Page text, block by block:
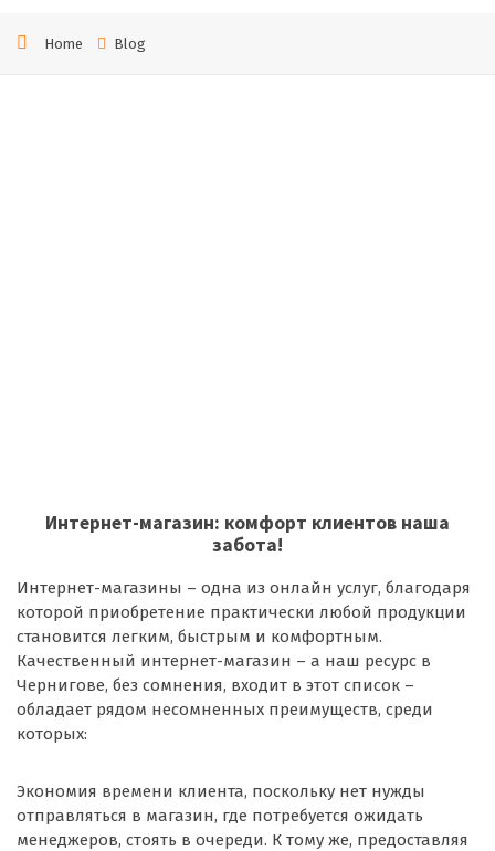
Home Blog
Интернет-магазин: комфорт клиентов наша
забота!
Интернет-магазины – одна из онлайн услуг, благодаря
которой приобретение практически любой продукции
становится легким, быстрым и комфортным.
Качественный интернет-магазин – а наш ресурс в
Чернигове, без сомнения, входит в этот список –
обладает рядом несомненных преимуществ, среди
которых:
Экономия времени клиента, поскольку нет нужды
отправляться в магазин, где потребуется ожидать
менеджеров, стоять в очереди. К тому же, предоставляя